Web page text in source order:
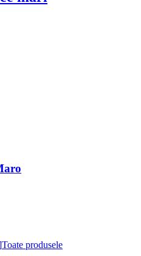
Toate produsele